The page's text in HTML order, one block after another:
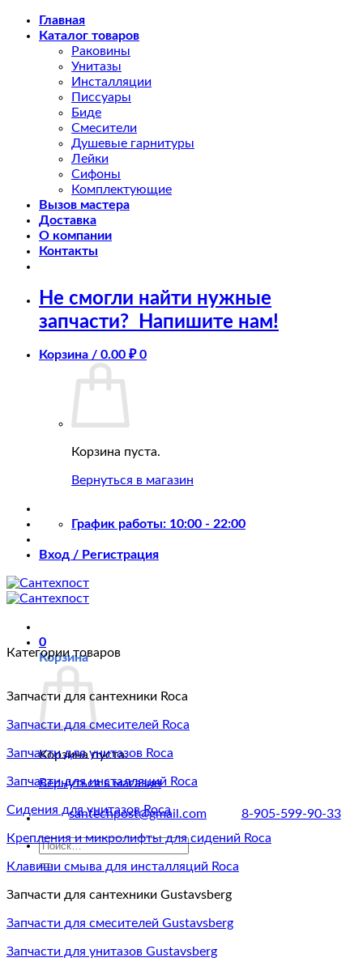
Skip
Главная
Каталог товаров
Раковины
Унитазы
Инсталляции
Писсуары
Биде
Смесители
Душевые гарнитуры
Лейки
Сифоны
Комплектующие
Вызов мастера
Доставка
О компании
Контакты
Не смогли найти нужные
запчасти?
Напишите нам!
Корзина / 0.00 ₽ 0
Корзина пуста.
Вернуться в магазин
График работы: 10:00 - 22:00
Вход / Регистрация
0
Корзина
Корзина пуста.
Вернуться в магазин
santechpost@gmail.com 8-905-599-90-33
Искать:
Категории товаров
Запчасти для сантехники Roca
Запчасти для смесителей Roca
Запчасти для унитазов Roca
Запчасти для инсталляций Roca
Сидения для унитазов Roca
Крепления и микролифты для сидений Roca
Клавиши смыва для инсталляций Roca
Запчасти для сантехники Gustavsberg
Запчасти для смесителей Gustavsberg
Запчасти для унитазов Gustavsberg